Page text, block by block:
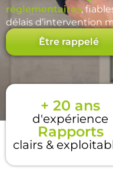
réglementaires,
délais d’intervention
Être rappelé
+ 20 ans
d'expérience
Rapports
clairs &